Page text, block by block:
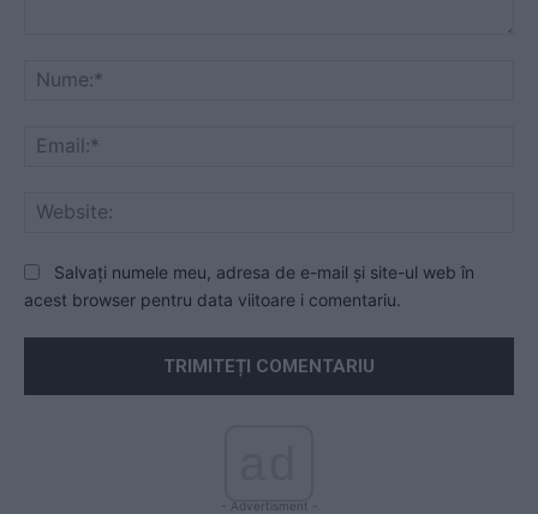
Salvați numele meu, adresa de e-mail și site-ul web în
acest browser pentru data viitoare i comentariu.
- Advertisment -